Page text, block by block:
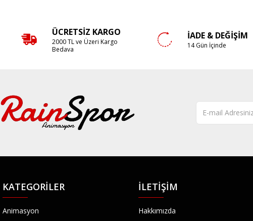
ÜCRETSIZ KARGO
2000 TL ve Üzeri Kargo
Bedava
İADE & DEĞIŞIM
14 Gün İçinde
KATEGORILER
Animasyon
İLETIŞIM
Hakkımızda